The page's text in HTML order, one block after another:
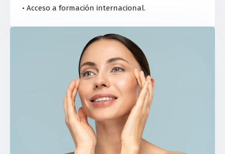
• Acceso a formación internacional.